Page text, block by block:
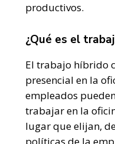
productivos.
¿Qué es el
El trabajo híbrido
presencial en la
empleados
trabajar en la
lugar que elijan,